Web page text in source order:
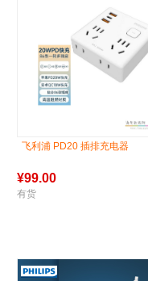
飞利浦 PD20 插排充电器
¥99.00
有货